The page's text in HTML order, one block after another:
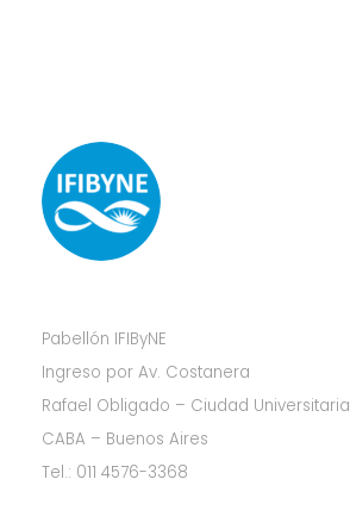
Pabellón IFIByNE
Ingreso por Av. Costanera
Rafael Obligado – Ciudad Universitaria
CABA – Buenos Aires
Tel.: 011 4576-3368